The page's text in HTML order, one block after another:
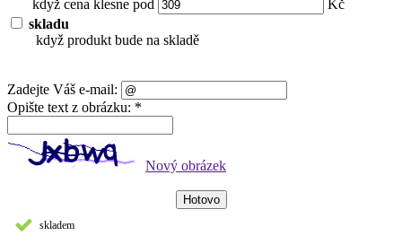
skladem
když cena klesne pod
Kč
skladu
když produkt bude na skladě
Zadejte Váš e-mail:
Opište text z obrázku: *
Nový obrázek